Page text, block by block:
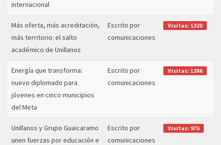
internacional
Más oferta, más acreditación,
más territorio: el salto
académico de Unillanos
Escrito por
comunicaciones
Visitas: 1320
Energía que transforma:
nuevo diplomado para
jóvenes en cinco municipios
del Meta
Escrito por
comunicaciones
Visitas: 1386
Unillanos y Grupo Guaicaramo
unen fuerzas por educación e
Escrito por
comunicaciones
Visitas: 976